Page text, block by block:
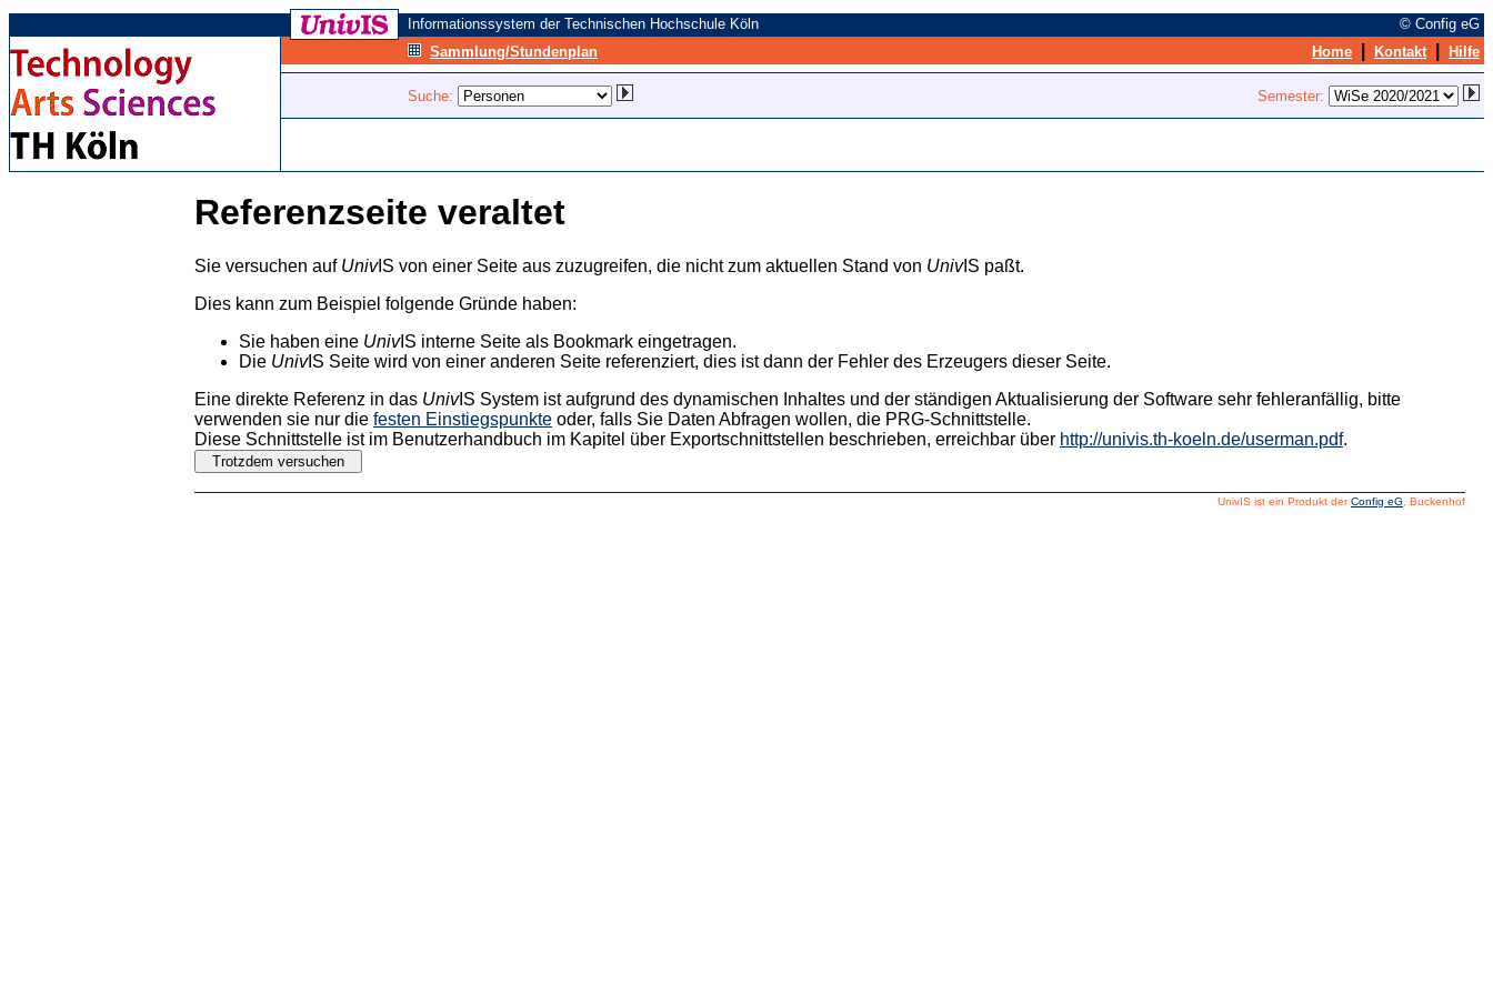
Informationssystem der Technischen Hochschule Köln
© Config eG
Sammlung/Stundenplan
Home Kontakt Hilfe
Suche: Semester:
Referenzseite veraltet
Sie versuchen auf UnivIS von einer Seite aus zuzugreifen, die nicht zum aktuellen Stand von UnivIS paßt.
Dies kann zum Beispiel folgende Gründe haben:
Sie haben eine UnivIS interne Seite als Bookmark eingetragen.
Die UnivIS Seite wird von einer anderen Seite referenziert, dies ist dann der Fehler des Erzeugers dieser Seite.
Eine direkte Referenz in das UnivIS System ist aufgrund des dynamischen Inhaltes und der ständigen Aktualisierung der Software sehr fehleranfällig, bitte
verwenden sie nur die festen Einstiegspunkte oder, falls Sie Daten Abfragen wollen, die PRG-Schnittstelle.
Diese Schnittstelle ist im Benutzerhandbuch im Kapitel über Exportschnittstellen beschrieben, erreichbar über http://univis.th-koeln.de/userman.pdf.
UnivIS ist ein Produkt derConfig eG , Buckenhof